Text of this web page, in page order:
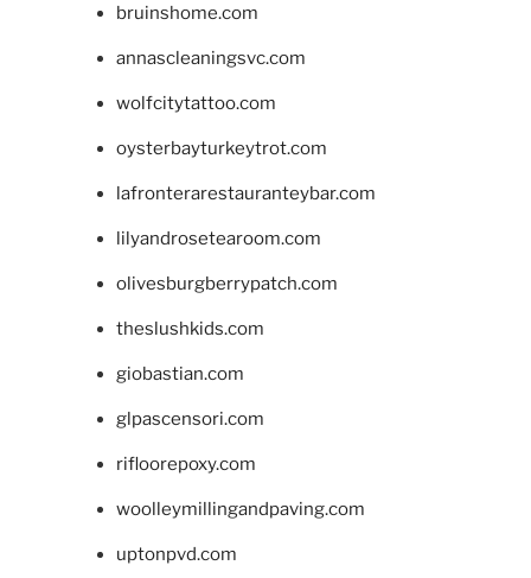
bruinshome.com
annascleaningsvc.com
wolfcitytattoo.com
oysterbayturkeytrot.com
lafronterarestauranteybar.com
lilyandrosetearoom.com
olivesburgberrypatch.com
theslushkids.com
giobastian.com
glpascensori.com
rifloorepoxy.com
woolleymillingandpaving.com
uptonpvd.com